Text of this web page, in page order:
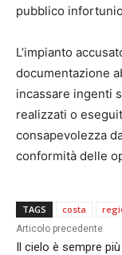
pubblico
L’impianto
documentazione
incassare ingenti
realizzati o
consapevolezza
conformità delle
TAGS costa
Articolo precedente
Il cielo è sempre